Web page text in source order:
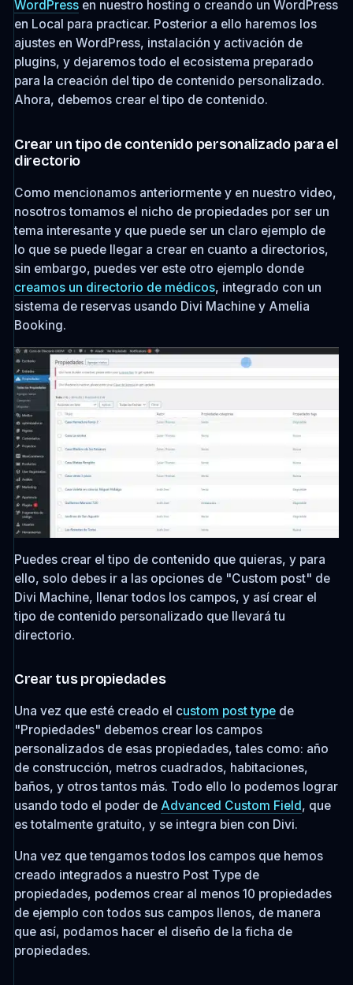
WordPressen nuestro hosting o creando un WordPress
en Local para practicar. Posterior a ello haremos los
ajustes en WordPress, instalación y activación de
plugins, y dejaremos todo el ecosistema preparado
para la creación del tipo de contenido personalizado.
Ahora, debemos crear el tipo de contenido.
Crear un tipo de contenido personalizado para el
directorio
Como mencionamos anteriormente y en nuestro video,
nosotros tomamos el nicho de propiedades por ser un
tema interesante y que puede ser un claro ejemplo de
lo que se puede llegar a crear en cuanto a directorios,
sin embargo, puedes ver este otro ejemplo donde
creamos un directorio de médicos, integrado con un
sistema de reservas usando Divi Machine y Amelia
Booking.
Puedes crear el tipo de contenido que quieras, y para
ello, solo debes ir a las opciones de "Custom post" de
Divi Machine, llenar todos los campos, y así crear el
tipo de contenido personalizado que llevará tu
directorio.
Crear tus propiedades
Una vez que esté creado el custom post typede
"Propiedades" debemos crear los campos
personalizados de esas propiedades, tales como: año
de construcción, metros cuadrados, habitaciones,
baños, y otros tantos más. Todo ello lo podemos lograr
usando todo el poder de Advanced Custom Field , que
es totalmente gratuito, y se integra bien con Divi.
Una vez que tengamos todos los campos que hemos
creado integrados a nuestro Post Type de
propiedades, podemos crear al menos 10 propiedades
de ejemplo con todos sus campos llenos, de manera
que así, podamos hacer el diseño de la ficha de
propiedades.